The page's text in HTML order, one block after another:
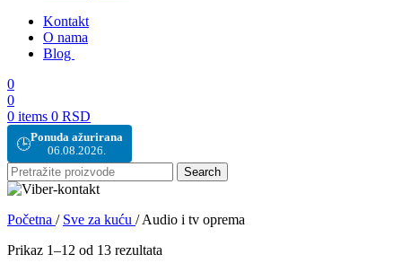
Kontakt
O nama
Blog
0
0
0 items 0 RSD
🕒Ponuda ažurirana
06.08.2026.
Search
Početna / Sve za kuću / Audio i tv oprema
Prikaz 1–12 od 13 rezultata